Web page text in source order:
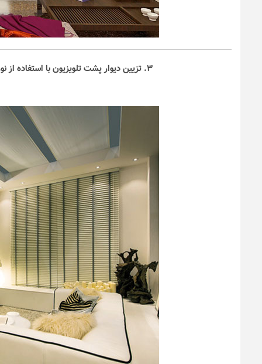
۳. تزیین دیوار پشت تلویزیون با استفاده از نورپردازی‌های شیک و زیبا مناسب دکوراسیون منزل مدرن